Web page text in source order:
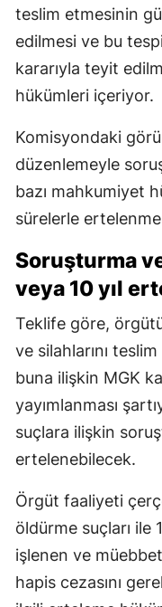
teslim etmesinin
edilmesi ve bu
kararıyla teyit
hükümleri içeriyor.
Komisyondaki
düzenlemeyle
bazı mahkumiyet
sürelerle
Soruşturma
veya 10 yıl
Teklife göre,
ve silahlarını
buna ilişkin MGK
yayımlanması
suçlara ilişkin
ertelenebilecek.
Örgüt faaliyeti
öldürme suçları
işlenen ve müebbet
hapis cezasını